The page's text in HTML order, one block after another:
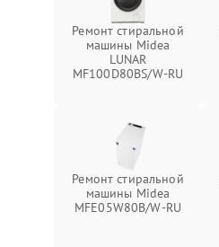
Ремонт стиральной
машины Midea
LUNAR
MF100D80BS/W-RU
Ремонт стиральной
машины Midea
MFE05W80B/W-RU